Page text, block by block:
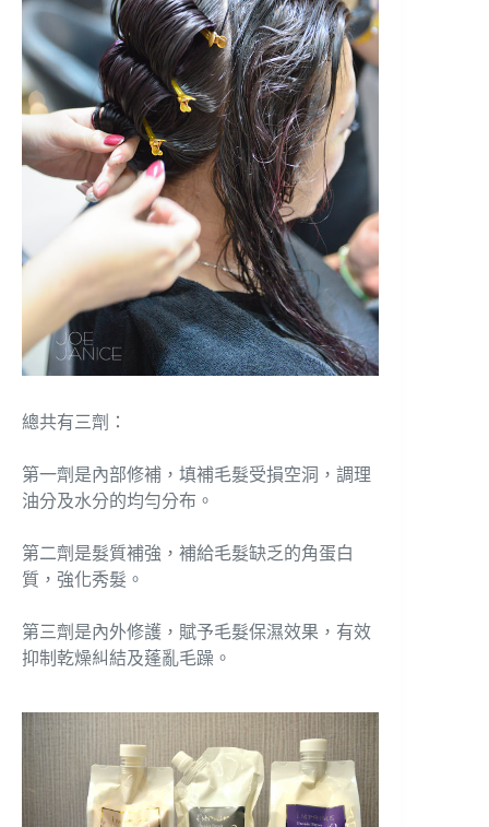
總共有三劑：
第一劑是內部修補，填補毛髮受損空洞，調理
油分及水分的均勻分布。
第二劑是髮質補強，補給毛髮缺乏的角蛋白
質，強化秀髮。
第三劑是內外修護，賦予毛髮保濕效果，有效
抑制乾燥糾結及蓬亂毛躁。